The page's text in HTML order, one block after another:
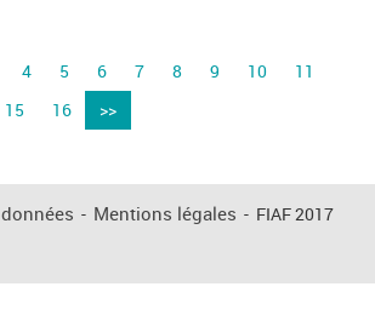
4 5 6 7 8 9 10
11
15 16 >>
- Mentions légales - FIAF 2017